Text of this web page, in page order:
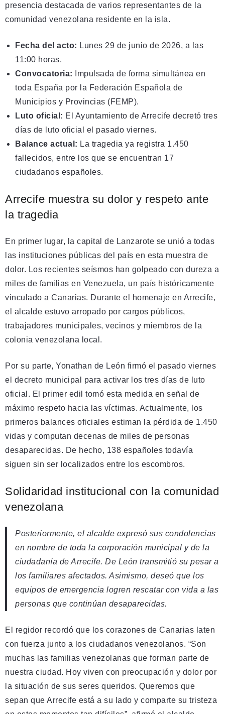
presencia destacada de varios representantes de la
comunidad venezolana residente en la isla.
Fecha del acto: Lunes 29 de junio de 2026, a las
11:00 horas.
Convocatoria: Impulsada de forma simultánea en
toda España por la Federación Española de
Municipios y Provincias (FEMP).
Luto oficial: El Ayuntamiento de Arrecife decretó tres
días de luto oficial el pasado viernes.
Balance actual: La tragedia ya registra 1.450
fallecidos, entre los que se encuentran 17
ciudadanos españoles.
Arrecife muestra su dolor y respeto ante
la tragedia
En primer lugar, la capital de Lanzarote se unió a todas
las instituciones públicas del país en esta muestra de
dolor. Los recientes seísmos han golpeado con dureza a
miles de familias en Venezuela, un país históricamente
vinculado a Canarias. Durante el homenaje en Arrecife,
el alcalde estuvo arropado por cargos públicos,
trabajadores municipales, vecinos y miembros de la
colonia venezolana local.
Por su parte, Yonathan de León firmó el pasado viernes
el decreto municipal para activar los tres días de luto
oficial. El primer edil tomó esta medida en señal de
máximo respeto hacia las víctimas. Actualmente, los
primeros balances oficiales estiman la pérdida de 1.450
vidas y computan decenas de miles de personas
desaparecidas. De hecho, 138 españoles todavía
siguen sin ser localizados entre los escombros.
Solidaridad institucional con la comunidad
venezolana
Posteriormente, el alcalde expresó sus condolencias
en nombre de toda la corporación municipal y de la
ciudadanía de Arrecife. De León transmitió su pesar a
los familiares afectados. Asimismo, deseó que los
equipos de emergencia logren rescatar con vida a las
personas que continúan desaparecidas.
El regidor recordó que los corazones de Canarias laten
con fuerza junto a los ciudadanos venezolanos. “Son
muchas las familias venezolanas que forman parte de
nuestra ciudad. Hoy viven con preocupación y dolor por
la situación de sus seres queridos. Queremos que
sepan que Arrecife está a su lado y comparte su tristeza